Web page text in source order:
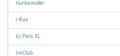
Hunkemoller
i-Run
Ici Paris XL
InkClub